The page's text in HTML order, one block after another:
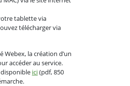
tablette via
télécharger via
Webex, la création d’un
accéder au service.
ici(pdf, 850